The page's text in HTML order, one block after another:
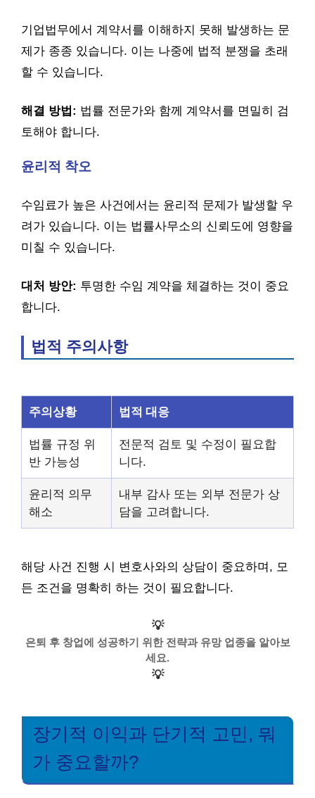
기업법무에서 계약서를 이해하지 못해 발생하는 문
제가 종종 있습니다. 이는 나중에 법적 분쟁을 초래
할 수 있습니다.
해결 방법: 법률 전문가와 함께 계약서를 면밀히 검
토해야 합니다.
윤리적 착오
수임료가 높은 사건에서는 윤리적 문제가 발생할 우
려가 있습니다. 이는 법률사무소의 신뢰도에 영향을
미칠 수 있습니다.
대처 방안: 투명한 수임 계약을 체결하는 것이 중요
합니다.
법적 주의사항
주의상황 법적 대응
법률 규정 위
반 가능성
전문적 검토 및 수정이 필요합
니다.
윤리적 의무
해소
내부 감사 또는 외부 전문가 상
담을 고려합니다.
해당 사건 진행 시 변호사와의 상담이 중요하며, 모
든 조건을 명확히 하는 것이 필요합니다.
💡
은퇴 후 창업에 성공하기 위한 전략과 유망 업종을 알아보
세요.
💡
장기적 이익과 단기적 고민, 뭐
가 중요할까?